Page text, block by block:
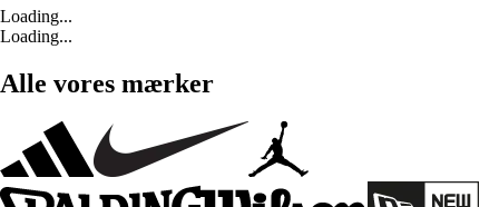
Loading...
Loading...
Alle vores mærker